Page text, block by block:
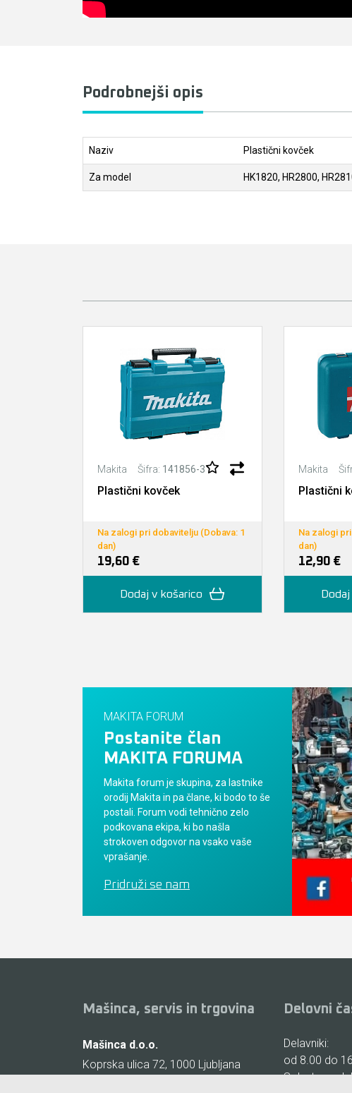
Podrobnejši opis
Naziv Plastični kovček
Za model HK1820, HR2800,
Makita Šifra: 141856-3
Plastični kovček
Na zalogi pri dobavitelju (Dobava: 1
dan)
19,60 €
Dodaj v košarico
Makita
Plastični
Na zalogi
dan)
12,90 €
MAKITA FORUM
Postanite član
MAKITA FORUMA
Makita forum je skupina, za lastnike
orodij Makita in pa člane, ki bodo to še
postali. Forum vodi tehnično zelo
podkovana ekipa, ki bo našla
strokoven odgovor na vsako vaše
vprašanje.
Pridruži se nam
Mašinca, servis in trgovina
Mašinca d.o.o.
Koprska ulica 72, 1000 Ljubljana
Delovni
Delavniki:
od 8.00 do
Sobote,